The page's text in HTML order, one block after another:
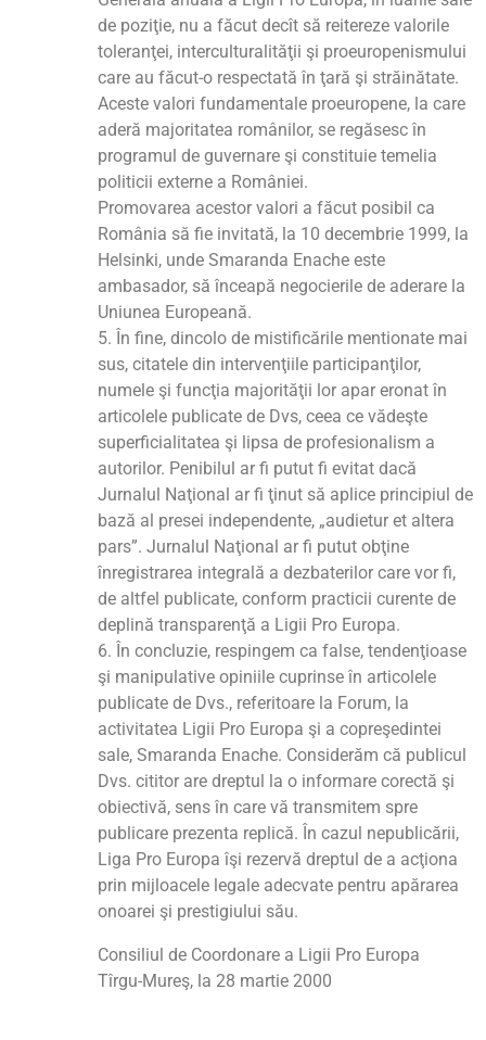
de poziţie, nu a făcut decît să reitereze valorile
toleranţei, interculturalităţii şi proeuropenismului
care au făcut-o respectată în ţară şi străinătate.
Aceste valori fundamentale proeuropene, la care
aderă majoritatea românilor, se regăsesc în
programul de guvernare şi constituie temelia
politicii externe a României.
Promovarea acestor valori a făcut posibil ca
România să fie invitată, la 10 decembrie 1999, la
Helsinki, unde Smaranda Enache este
ambasador, să înceapă negocierile de aderare la
Uniunea Europeană.
5. În fine, dincolo de mistificările mentionate mai
sus, citatele din intervenţiile participanţilor,
numele şi funcţia majorităţii lor apar eronat în
articolele publicate de Dvs, ceea ce vădeşte
superficialitatea şi lipsa de profesionalism a
autorilor. Penibilul ar fi putut fi evitat dacă
Jurnalul Naţional ar fi ţinut să aplice principiul de
bază al presei independente, „audietur et altera
pars”. Jurnalul Naţional ar fi putut obţine
înregistrarea integrală a dezbaterilor care vor fi,
de altfel publicate, conform practicii curente de
deplină transparenţă a Ligii Pro Europa.
6. În concluzie, respingem ca false, tendenţioase
şi manipulative opiniile cuprinse în articolele
publicate de Dvs., referitoare la Forum, la
activitatea Ligii Pro Europa şi a copreşedintei
sale, Smaranda Enache. Considerăm că publicul
Dvs. cititor are dreptul la o informare corectă şi
obiectivă, sens în care vă transmitem spre
publicare prezenta replică. În cazul nepublicării,
Liga Pro Europa îşi rezervă dreptul de a acţiona
prin mijloacele legale adecvate pentru apărarea
onoarei şi prestigiului său.
Consiliul de Coordonare a Ligii Pro Europa
Tîrgu-Mureş, la 28 martie 2000